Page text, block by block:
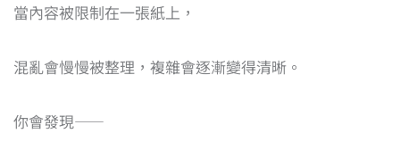
當內容被限制在一張紙上，
混亂會慢慢被整理，複雜會逐漸變得清晰。
你會發現——